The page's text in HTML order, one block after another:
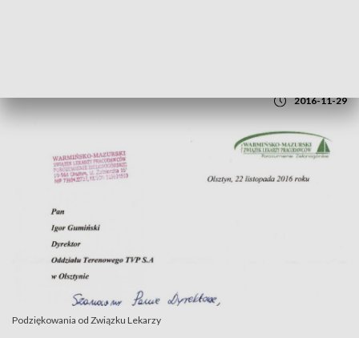
2016-11-29
Podziękowania od Związku Lekarzy